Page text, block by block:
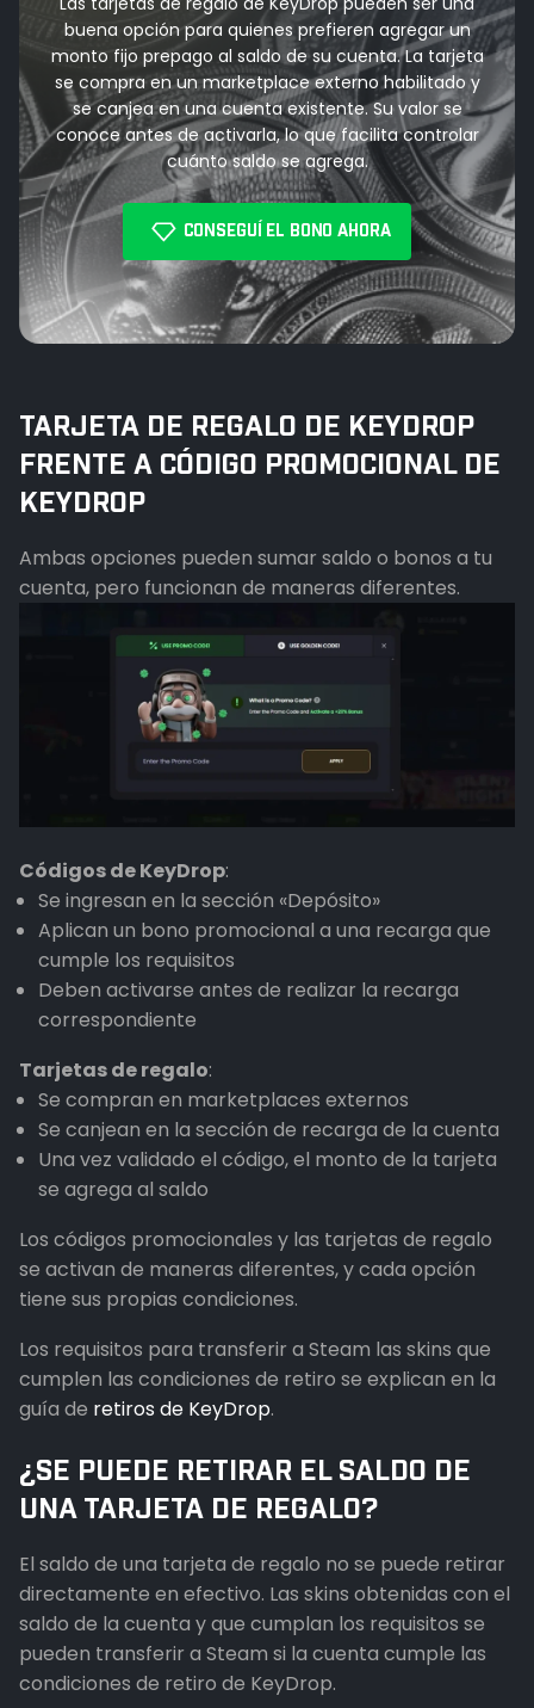
buena opción para quienes prefieren agregar un
monto fijo prepago al saldo de su cuenta. La tarjeta
se compra en un marketplace externo habilitado y
se canjea en una cuenta existente. Su valor se
conoce antes de activarla, lo que facilita controlar
cuánto saldo se agrega.
CONSEGUÍ EL BONO AHORA
TARJETA DE REGALO DE KEYDROP
FRENTE A CÓDIGO PROMOCIONAL DE
KEYDROP
Ambas opciones pueden sumar saldo o bonos a tu
cuenta, pero funcionan de maneras diferentes.
Códigos de KeyDrop:
Se ingresan en la sección «Depósito»
Aplican un bono promocional a una recarga que
cumple los requisitos
Deben activarse antes de realizar la recarga
correspondiente
Tarjetas de regalo:
Se compran en marketplaces externos
Se canjean en la sección de recarga de la cuenta
Una vez validado el código, el monto de la tarjeta
se agrega al saldo
Los códigos promocionales y las tarjetas de regalo
se activan de maneras diferentes, y cada opción
tiene sus propias condiciones.
Los requisitos para transferir a Steam las skins que
cumplen las condiciones de retiro se explican en la
guía de retiros de KeyDrop.
¿SE PUEDE RETIRAR EL SALDO DE
UNA TARJETA DE REGALO?
El saldo de una tarjeta de regalo no se puede retirar
directamente en efectivo. Las skins obtenidas con el
saldo de la cuenta y que cumplan los requisitos se
pueden transferir a Steam si la cuenta cumple las
condiciones de retiro de KeyDrop.